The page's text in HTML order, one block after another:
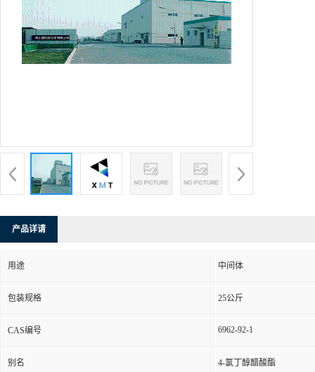
产品详请
用途 中间体
包装规格 25公斤
CAS编号 6962-92-1
别名 4-氯丁醇醋酸酯